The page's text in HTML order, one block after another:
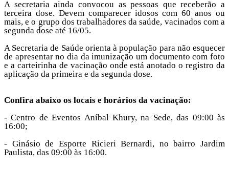
A secretaria ainda convocou as pessoas que receberão a
terceira dose. Devem comparecer idosos com 60 anos ou
mais, e o grupo dos trabalhadores da saúde, vacinados com a
segunda dose até 16/05.
A Secretaria de Saúde orienta à população para não esquecer
de apresentar no dia da imunização um documento com foto
e a carteirinha de vacinação onde está anotado o registro da
aplicação da primeira e da segunda dose.
Confira abaixo os locais e horários da vacinação:
- Centro de Eventos Aníbal Khury, na Sede, das 09:00 às
16:00;
- Ginásio de Esporte Ricieri Bernardi, no bairro Jardim
Paulista, das 09:00 às 16:00.